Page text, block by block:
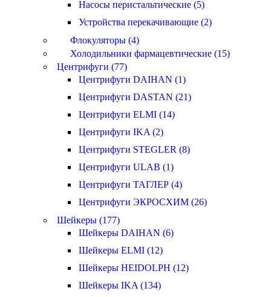
Насосы перистальтические (5)
Устройства перекачивающие (2)
Флокуляторы (4)
Холодильники фармацевтические (15)
Центрифуги (77)
Центрифуги DAIHAN (1)
Центрифуги DASTAN (21)
Центрифуги ELMI (14)
Центрифуги IKA (2)
Центрифуги STEGLER (8)
Центрифуги ULAB (1)
Центрифуги ТАГЛЕР (4)
Центрифуги ЭКРОСХИМ (26)
Шейкеры (177)
Шейкеры DAIHAN (6)
Шейкеры ELMI (12)
Шейкеры HEIDOLPH (12)
Шейкеры IKA (134)